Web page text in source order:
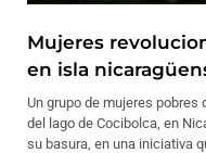
Mujeres
en isla
Un grupo de mujeres
del lago de Cocibolca, en
su basura, en una iniciativa